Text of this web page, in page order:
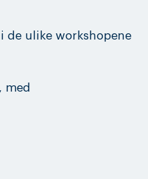
de ulike workshopene
med